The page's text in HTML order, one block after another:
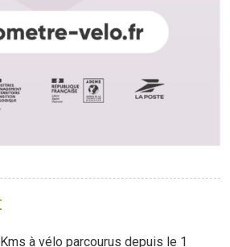
à vélo parcourus depuis le 1